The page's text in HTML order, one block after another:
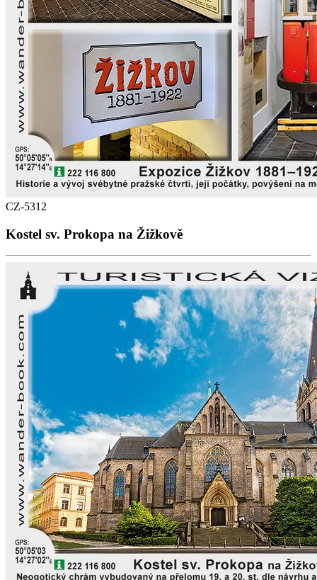
CZ-5312
Kostel sv. Prokopa na Žižkově